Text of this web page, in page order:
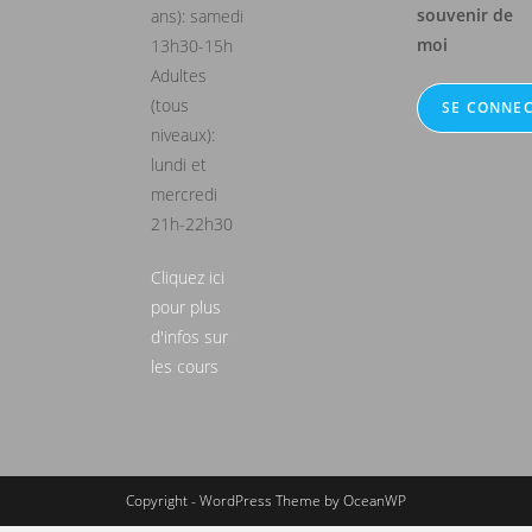
ans): samedi
13h30-15h
Adultes
(tous
niveaux):
lundi et
mercredi
21h-22h30
Cliquez ici
pour plus
d'infos sur
les cours
souvenir de
moi
Copyright - WordPress Theme by OceanWP